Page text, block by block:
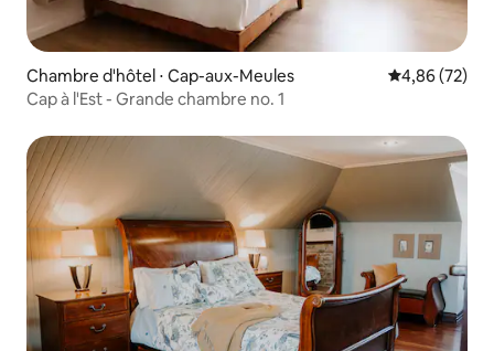
Chambre d'hôtel ⋅ Cap-aux-Meules Évaluation
4,86 (72)
Cap à l'Est - Grande chambre no. 1